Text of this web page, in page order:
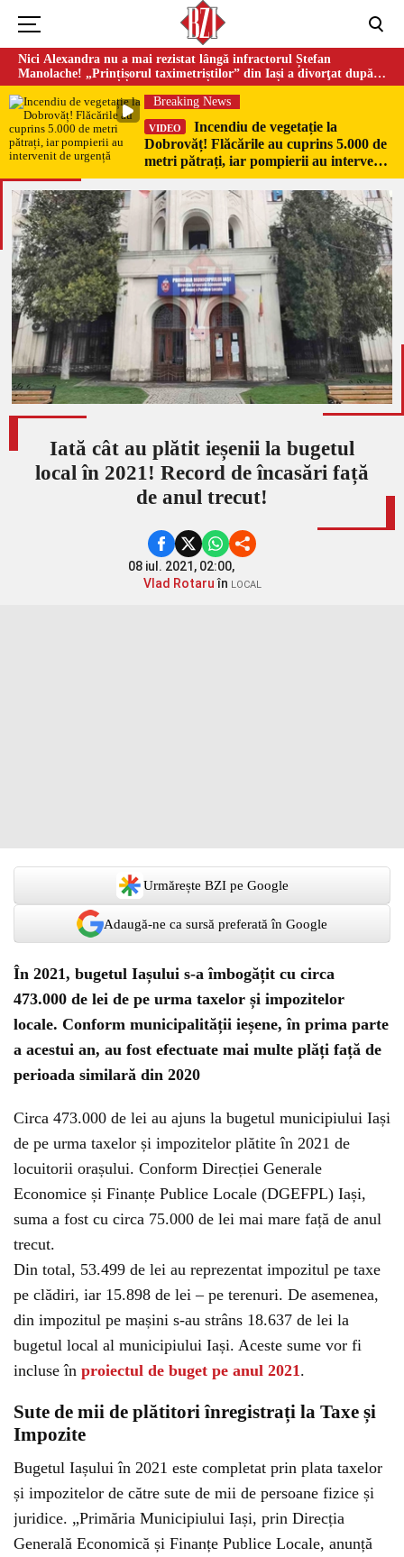
Nici Alexandra nu a mai rezistat lângă infractorul Ștefan
Manolache! „Prințișorul taximetriștilor” din Iași a divorţat după
doi ani de căsnicie
Breaking News
VIDEO
Incendiu de vegetație la
Dobrovăț! Flăcările au cuprins 5.000 de
metri pătrați, iar pompierii au intervenit
de urgență
Iată cât au plătit ieșenii la bugetul
local în 2021! Record de încasări față
de anul trecut!
08 iul. 2021, 02:00,
Vlad Rotaruîn LOCAL
Urmărește BZI pe Google
Adaugă-ne ca sursă preferată în Google
În 2021, bugetul Iașului s-a îmbogățit cu circa
473.000 de lei de pe urma taxelor și impozitelor
locale. Conform municipalității ieșene, în prima parte
a acestui an, au fost efectuate mai multe plăți față de
perioada similară din 2020
Circa 473.000 de lei au ajuns la bugetul municipiului Iași
de pe urma taxelor și impozitelor plătite în 2021 de
locuitorii orașului. Conform Direcției Generale
Economice și Finanțe Publice Locale (DGEFPL) Iași,
suma a fost cu circa 75.000 de lei mai mare față de anul
trecut.
Din total, 53.499 de lei au reprezentat impozitul pe taxe
pe clădiri, iar 15.898 de lei – pe terenuri. De asemenea,
din impozitul pe mașini s-au strâns 18.637 de lei la
bugetul local al municipiului Iași. Aceste sume vor fi
incluse în proiectul de buget pe anul 2021.
Sute de mii de plătitori înregistrați la Taxe și
Impozite
Bugetul Iașului în 2021 este completat prin plata taxelor
și impozitelor de către sute de mii de persoane fizice și
juridice. „Primăria Municipiului Iași, prin Direcția
Generală Economică și Finanțe Publice Locale, anunță